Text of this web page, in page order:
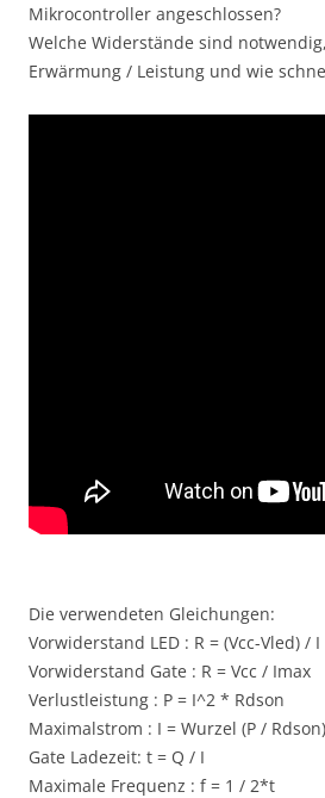
Mikrocontroller angeschlossen?
Welche Widerstände sind
Erwärmung / Leistung und wie
Die verwendeten Gleichungen:
Vorwiderstand LED : R = (Vcc-Vled) /
Vorwiderstand Gate : R = Vcc / Imax
Verlustleistung : P = I^2 * Rdson
Maximalstrom : I = Wurzel (P / Rdson)
Gate Ladezeit: t = Q / I
Maximale Frequenz : f = 1 / 2*t